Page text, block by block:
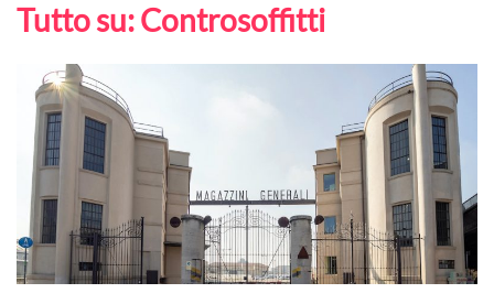
Tutto su:Controsoffitti